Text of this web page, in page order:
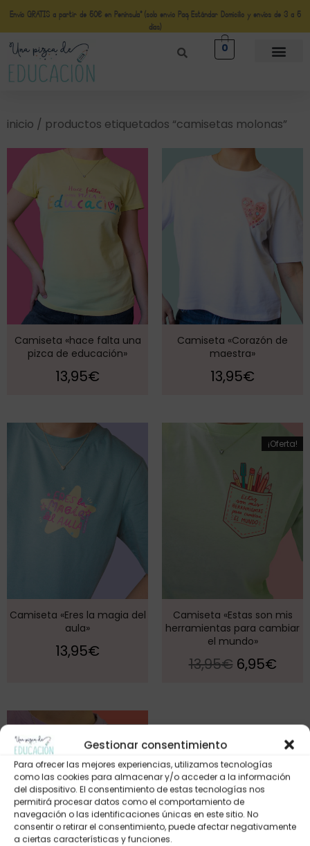
Gestionar consentimiento
Para ofrecer las mejores experiencias, utilizamos tecnologías
como las cookies para almacenar y/o acceder a la información
del dispositivo. El consentimiento de estas tecnologías nos
permitirá procesar datos como el comportamiento de
navegación o las identificaciones únicas en este sitio. No
consentir o retirar el consentimiento, puede afectar negativamente
a ciertas características y funciones.
Envío GRATIS a partir de 50€ en Península* (solo envio Paq Estándar Domicilio y envíos de 3 a 5
días)
0
inicio / productos etiquetados “camisetas molonas”
Camiseta «hace falta una
pizca de educación»
13,95€
Camiseta «Corazón de
maestra»
13,95€
Camiseta «Eres la magia del
aula»
13,95€
¡Oferta!
Camiseta «Estas son mis
herramientas para cambiar
el mundo»
13,95€ 6,95€